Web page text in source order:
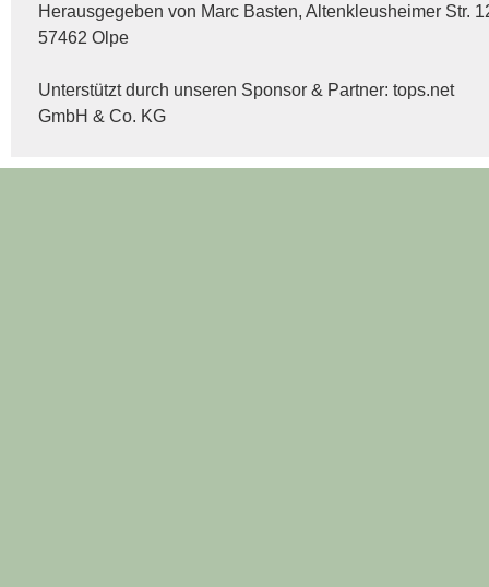
Herausgegeben von Marc Basten, Altenkleusheimer Str.
57462 Olpe
Unterstützt durch unseren Sponsor & Partner: tops.net
GmbH & Co. KG